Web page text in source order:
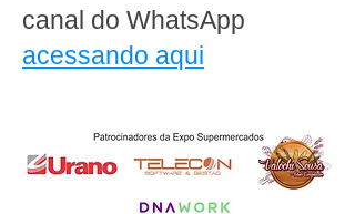
canal do WhatsApp
acessando aqui